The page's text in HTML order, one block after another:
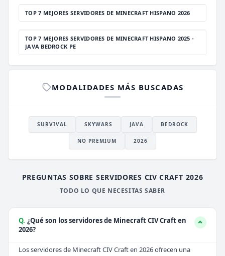
TOP 7 MEJORES SERVIDORES DE MINECRAFT HISPANO 2026
TOP 7 MEJORES SERVIDORES DE MINECRAFT HISPANO 2025 -
JAVA BEDROCK PE
MODALIDADES MÁS BUSCADAS
SURVIVAL SKYWARS JAVA BEDROCK
NO PREMIUM 2026
PREGUNTAS SOBRE SERVIDORES CIV CRAFT 2026
TODO LO QUE NECESITAS SABER
Q. ¿Qué son los servidores de Minecraft CIV Craft en
2026?
Los servidores de Minecraft CIV Craft en 2026 ofrecen una